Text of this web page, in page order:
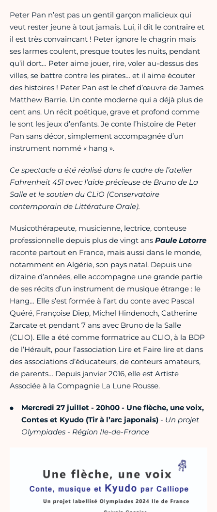
Peter Pan n’est pas un gentil garçon malicieux qui
veut rester jeune à tout jamais. Lui, il dit le contraire et
il est très convaincant ! Peter ignore le chagrin mais
ses larmes coulent, presque toutes les nuits, pendant
qu’il dort… Peter aime jouer, rire, voler au-dessus des
villes, se battre contre les pirates… et il aime écouter
des histoires ! Peter Pan est le chef d’œuvre de James
Matthew Barrie. Un conte moderne qui a déjà plus de
cent ans. Un récit poétique, grave et profond comme
le sont les jeux d’enfants. Je conte l’histoire de Peter
Pan sans décor, simplement accompagnée d’un
instrument nommé « hang ».
Ce spectacle a été réalisé dans le cadre de l’atelier
Fahrenheit 451 avec l’aide précieuse de Bruno de La
Salle et le soutien du CLiO (Conservatoire
contemporain de Littérature Orale).
Musicothérapeute, musicienne, lectrice, conteuse
professionnelle depuis plus de vingt ans Paule Latorre
raconte partout en France, mais aussi dans le monde,
notamment en Algérie, son pays natal. Depuis une
dizaine d’années, elle accompagne une grande partie
de ses récits d’un instrument de musique étrange : le
Hang… Elle s’est formée à l’art du conte avec Pascal
Quéré, Françoise Diep, Michel Hindenoch, Catherine
Zarcate et pendant 7 ans avec Bruno de la Salle
(CLIO). Elle a été comme formatrice au CLIO, à la BDP
de l’Hérault, pour l’association Lire et Faire lire et dans
des associations d’éducateurs, de conteurs amateurs,
de parents… Depuis janvier 2016, elle est Artiste
Associée à la Compagnie La Lune Rousse.
Mercredi 27 juillet - 20h00 - Une flèche, une voix,
Contes et Kyudo (Tir à l’arc japonais) - Un projet
Olympiades - Région Ile-de-France